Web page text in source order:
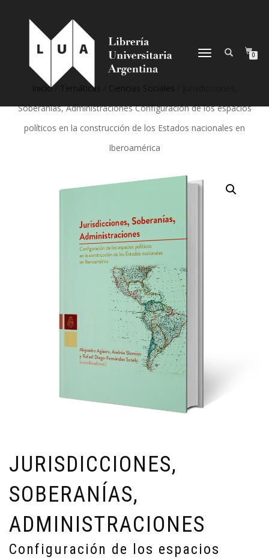
NAVEGACIÓN
0
Inicio/ Temáticas
Soberanías, Administraciones Configuración de los espacios
políticos en la construcción de los Estados nacionales en
Iberoamérica
JURISDICCIONES,
SOBERANÍAS,
ADMINISTRACIONES
Configuración de los espacios